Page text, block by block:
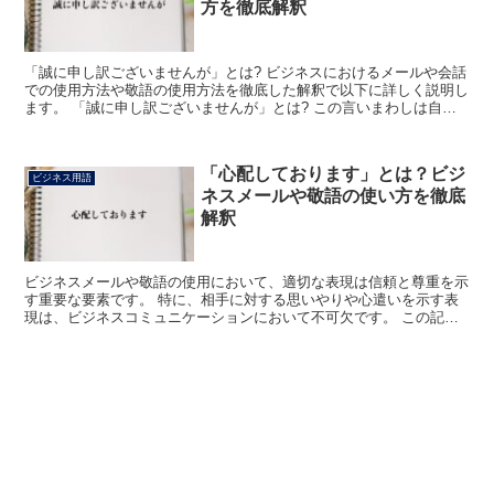
方を徹底解釈
「誠に申し訳ございませんが」とは? ビジネスにおけるメールや会話
での使用方法や敬語の使用方法を徹底した解釈で以下に詳しく説明し
ます。 「誠に申し訳ございませんが」とは? この言いまわしは自分
ビジネス用語
「心配しております」とは？ビジ
ネスメールや敬語の使い方を徹底
解釈
ビジネスメールや敬語の使用において、適切な表現は信頼と尊重を示
す重要な要素です。 特に、相手に対する思いやりや心遣いを示す表
現は、ビジネスコミュニケーションにおいて不可欠です。 この記事